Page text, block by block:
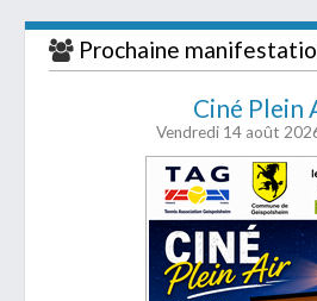
Prochaine
Ciné Plein
Vendredi 14 août